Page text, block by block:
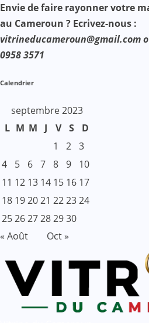
Envie de faire rayonner votre
au Cameroun ? Ecrivez-nous :
vitrineducameroun@gmail.com
0958 3571
Calendrier
septembre 2023
L M M J V S
D
1
2 3
4
5 6 7 8 9
10
11 12 13 14 15 16 17
18 192021 222324
252627282930
« Août
Oct »